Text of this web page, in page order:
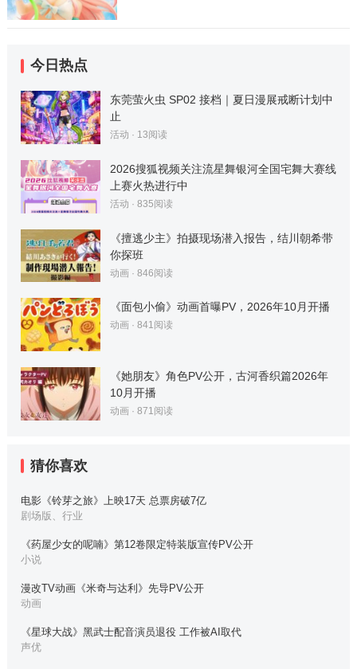
今日热点
东莞萤火虫 SP02 接档｜夏日漫展戒断计划中
止
活动 · 13阅读
2026搜狐视频关注流星舞银河全国宅舞大赛线
上赛火热进行中
活动 · 835阅读
《擅逃少主》拍摄现场潜入报告，结川朝希带
你探班
动画· 846阅读
《面包小偷》动画首曝PV，2026年10月开播
动画· 841阅读
《她朋友》角色PV公开，古河香织篇2026年
10月开播
动画· 871阅读
猜你喜欢
电影《铃芽之旅》上映17天 总票房破7亿
剧场版、行业
《药屋少女的呢喃》第12卷限定特装版宣传PV公开
小说
漫改TV动画《米奇与达利》先导PV公开
动画
《星球大战》黑武士配音演员退役 工作被AI取代
声优